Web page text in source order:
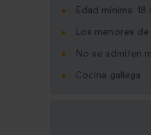
Edad mínima: 18
Los menores
No se admiten
Cocina gallega